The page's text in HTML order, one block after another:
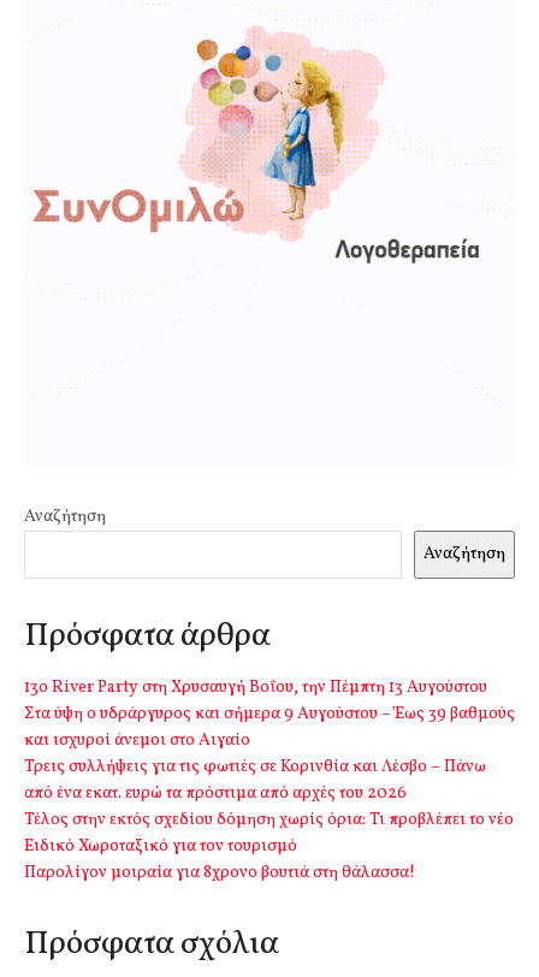
Αναζήτηση
Αναζήτηση
Πρόσφατα άρθρα
13o River Party στη Χρυσαυγή Βοΐου, την Πέμπτη 13 Αυγούστου
Στα ύψη ο υδράργυρος και σήμερα 9 Αυγούστου – Έως 39 βαθμούς
και ισχυροί άνεμοι στο Αιγαίο
Τρεις συλλήψεις για τις φωτιές σε Κορινθία και Λέσβο – Πάνω
από ένα εκατ. ευρώ τα πρόστιμα από αρχές του 2026
Τέλος στην εκτός σχεδίου δόμηση χωρίς όρια: Τι προβλέπει το νέο
Ειδικό Χωροταξικό για τον τουρισμό
Παρολίγον μοιραία για 8χρονο βουτιά στη θάλασσα!
Πρόσφατα σχόλια